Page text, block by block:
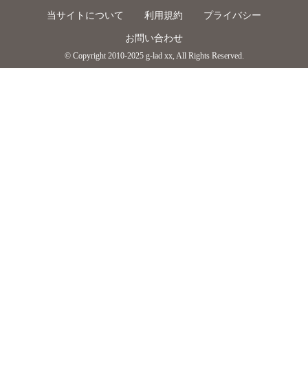
当サイトについて 利用規約 プライバシー
お問い合わせ
© Copyright 2010-2025 g-lad xx, All Rights Reserved.